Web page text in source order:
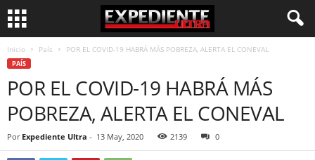
Inicio País POR EL COVID-19 HABRÁ MÁS POBREZA, ALERTA EL CONEVAL
PAÍS
POR EL COVID-19 HABRÁ MÁS
POBREZA, ALERTA EL CONEVAL
Por Expediente Ultra - 13 May, 2020 2139 0